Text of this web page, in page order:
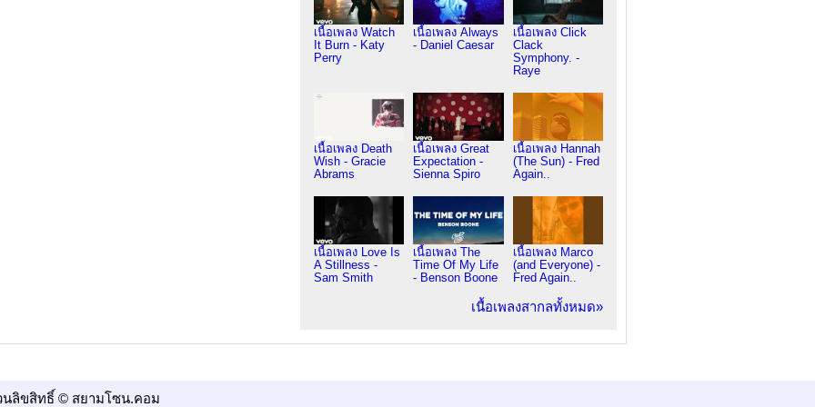
เนื้อเพลง Watch
It Burn - Katy
Perry
เนื้อเพลง Always
- Daniel Caesar
เนื้อเพลง Click
Clack
Symphony. -
Raye
เนื้อเพลง Death
Wish - Gracie
Abrams
เนื้อเพลง Great
Expectation -
Sienna Spiro
เนื้อเพลง Hannah
(The Sun) - Fred
Again..
เนื้อเพลง Love Is
A Stillness -
Sam Smith
เนื้อเพลง The
Time Of My Life
- Benson Boone
เนื้อเพลง Marco
(and Everyone) -
Fred Again..
เนื้อเพลงสากลทั้งหมด»
นลิขสิทธิ์ © สยามโซน.คอม